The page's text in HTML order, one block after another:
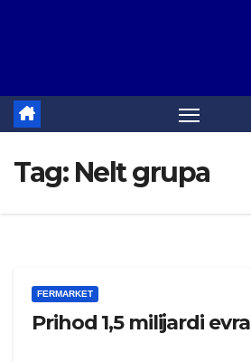
Tag: Nelt grupa
FERMARKET
Prihod 1,5 milijardi evra